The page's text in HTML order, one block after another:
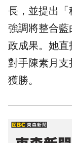
長，並提出「
強調將整合
政成果。她
對手陳素月
獲勝。